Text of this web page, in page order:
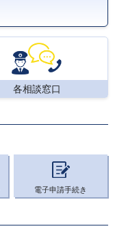
各相談窓口
電子申請手続き